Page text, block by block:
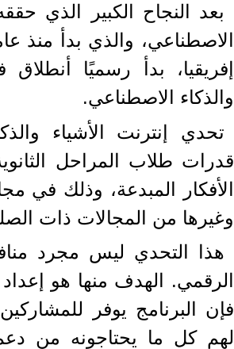
بعد النجاح الكبير الذي
الاصطناعي، والذي بدأ
إفريقيا، بدأ رسميًا أنطلاق
والذكاء الاصطناعي.
تحدي إنترنت الأشياء
قدرات طلاب المراحل
الأفكار المبدعة، وذلك في
وغيرها من المجالات ذات
هذا التحدي ليس مجرد
الرقمي. الهدف منها هو
فإن البرنامج يوفر
لهم كل ما يحتاجونه من